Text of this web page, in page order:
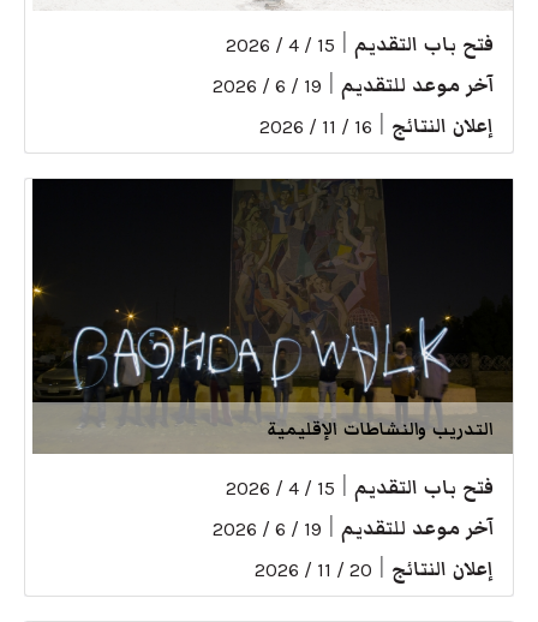
فتح باب التقديم 15 / 4 / 2026
آخر موعد للتقديم 19 / 6 / 2026
إعلان النتائج 16 / 11 / 2026
التدريب والنشاطات الإقليمية
فتح باب التقديم 15 / 4 / 2026
آخر موعد للتقديم 19 / 6 / 2026
إعلان النتائج 20 / 11 / 2026